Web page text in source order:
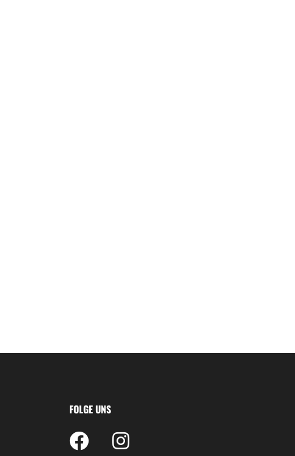
FOLGE UNS